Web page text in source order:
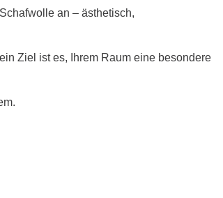
an – ästhetisch,
Ziel ist es, Ihrem Raum eine besondere